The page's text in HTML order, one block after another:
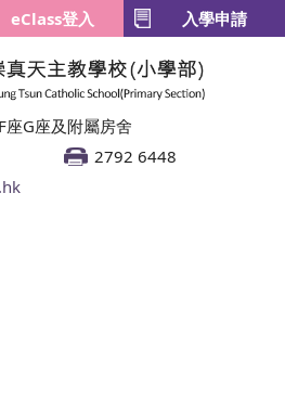
eClass登入 入學申請
座G座及附屬房舍
2792 6448